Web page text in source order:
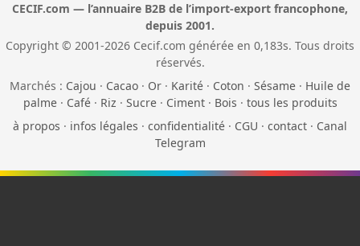
CECIF.com — l’annuaire B2B de l’import-export francophone,
depuis 2001.
Copyright © 2001-2026 Cecif.com générée en 0,183s. Tous droits
réservés.
Marchés : Cajou · Cacao · Or · Karité · Coton · Sésame · Huile de
palme· Café· Riz · Sucre· Ciment· Bois · tous les produits
à propos · infos légales · confidentialité · CGU · contact · Canal
Telegram